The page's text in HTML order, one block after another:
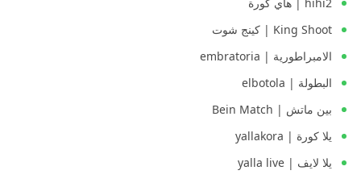
King Shoot | كينج شوت
الامبراطورية | embratoria
البطولة | elbotola
بين ماتش | Bein Match
يلا كورة | yallakora
يلا لايف | yalla live